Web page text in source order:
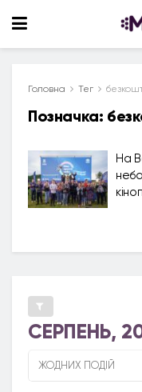
Головна Тег
Позначка:
На
СЕРПЕНЬ,
ЖОДНИХ ПОДІЙ